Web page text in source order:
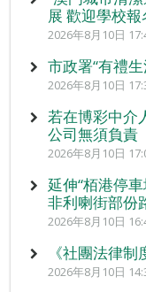
展 歡迎學校
2026年8月10日
市政署“有禮
2026年8月10日
若在博彩中介
公司無須負責
2026年8月10日
延伸“栢港停
非利喇街部份
2026年8月10日
《社團法律
2026年8月10日